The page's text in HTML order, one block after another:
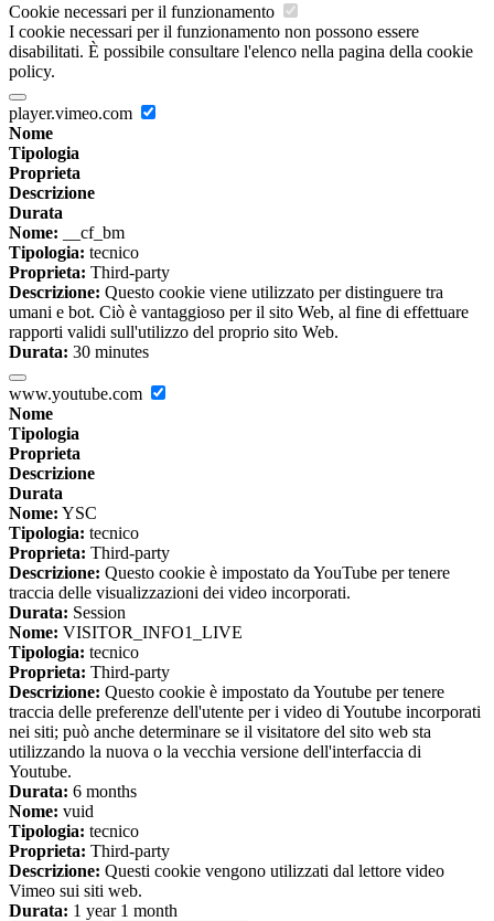
Cookie necessari per il funzionamento
I cookie necessari per il funzionamento non possono essere
disabilitati. È possibile consultare l'elenco nella pagina della cookie
policy.
player.vimeo.com
Nome
Tipologia
Proprieta
Descrizione
Durata
Nome: __cf_bm
Tipologia: tecnico
Proprieta: Third-party
Descrizione: Questo cookie viene utilizzato per distinguere tra
umani e bot. Ciò è vantaggioso per il sito Web, al fine di effettuare
rapporti validi sull'utilizzo del proprio sito Web.
Durata: 30 minutes
www.youtube.com
Nome
Tipologia
Proprieta
Descrizione
Durata
Nome: YSC
Tipologia: tecnico
Proprieta: Third-party
Descrizione: Questo cookie è impostato da YouTube per tenere
traccia delle visualizzazioni dei video incorporati.
Durata: Session
Nome: VISITOR_INFO1_LIVE
Tipologia: tecnico
Proprieta: Third-party
Descrizione: Questo cookie è impostato da Youtube per tenere
traccia delle preferenze dell'utente per i video di Youtube incorporati
nei siti; può anche determinare se il visitatore del sito web sta
utilizzando la nuova o la vecchia versione dell'interfaccia di
Youtube.
Durata: 6 months
Nome: vuid
Tipologia: tecnico
Proprieta: Third-party
Descrizione: Questi cookie vengono utilizzati dal lettore video
Vimeo sui siti web.
Durata: 1 year 1 month